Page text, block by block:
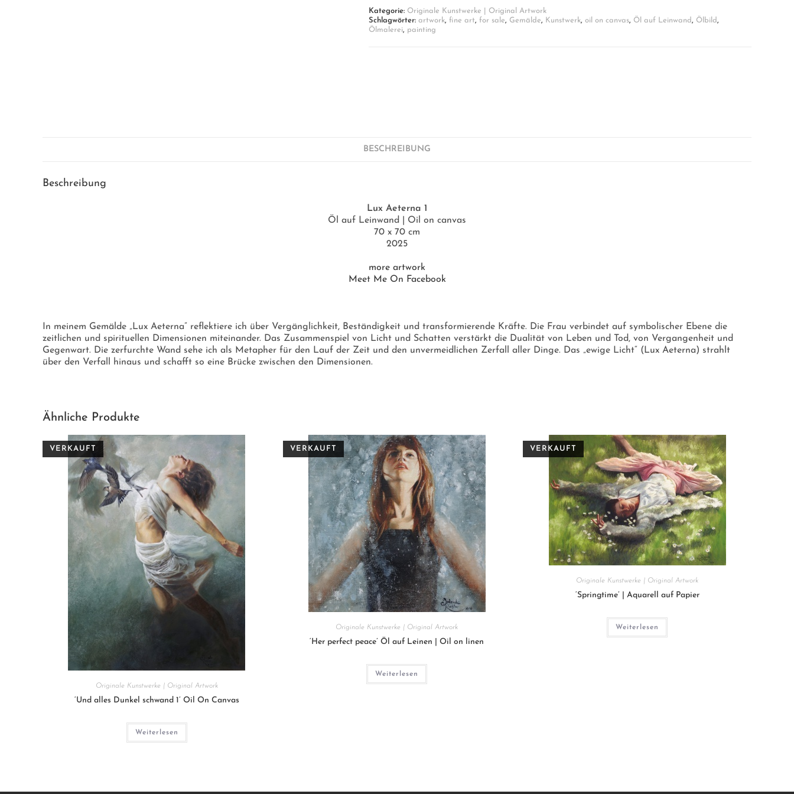
Menge
Kategorie: Originale Kunstwerke | Original Artwork
Schlagwörter: artwork, fine art, for sale, Gemälde, Kunstwerk, oil on canvas, Öl auf Leinwand, Ölbild,
Ölmalerei, painting
BESCHREIBUNG
Beschreibung
Lux Aeterna 1
Öl auf Leinwand | Oil on canvas
70 x 70 cm
2025
more artwork
Meet Me On Facebook
In meinem Gemälde „Lux Aeterna” reflektiere ich über Vergänglichkeit, Beständigkeit und transformierende Kräfte. Die Frau verbindet auf symbolischer Ebene die
zeitlichen und spirituellen Dimensionen miteinander. Das Zusammenspiel von Licht und Schatten verstärkt die Dualität von Leben und Tod, von Vergangenheit und
Gegenwart. Die zerfurchte Wand sehe ich als Metapher für den Lauf der Zeit und den unvermeidlichen Zerfall aller Dinge. Das „ewige Licht“ (Lux Aeterna) strahlt
über den Verfall hinaus und schafft so eine Brücke zwischen den Dimensionen.
Ähnliche Produkte
Originale Kunstwerke | Original Artwork
‘Und alles Dunkel schwand 1’ Oil On Canvas
Weiterlesen
Originale Kunstwerke | Original Artwork
‘Her perfect peace’ Öl auf Leinen | Oil on linen
Weiterlesen
Originale Kunstwerke | Original Artwork
‘Springtime’ | Aquarell auf Papier
Weiterlesen